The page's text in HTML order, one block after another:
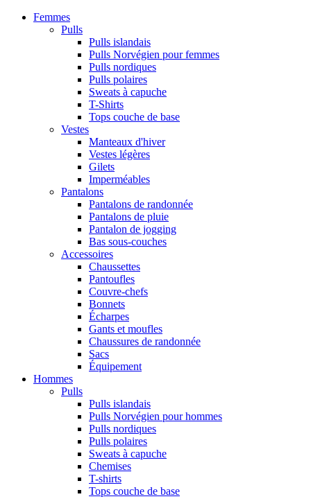
Femmes
Pulls
Pulls islandais
Pulls Norvégien pour femmes
Pulls nordiques
Pulls polaires
Sweats à capuche
T-Shirts
Tops couche de base
Vestes
Manteaux d'hiver
Vestes légères
Gilets
Imperméables
Pantalons
Pantalons de randonnée
Pantalons de pluie
Pantalon de jogging
Bas sous-couches
Accessoires
Chaussettes
Pantoufles
Couvre-chefs
Bonnets
Écharpes
Gants et moufles
Chaussures de randonnée
Sacs
Équipement
Hommes
Pulls
Pulls islandais
Pulls Norvégien pour hommes
Pulls nordiques
Pulls polaires
Sweats à capuche
Chemises
T-shirts
Tops couche de base